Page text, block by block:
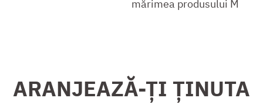
mărimea produsului M
ARANJEAZĂ-ȚI ȚINUTA